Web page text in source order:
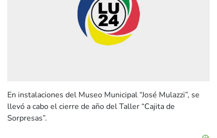
En instalaciones del Museo Municipal “José Mulazzi”, se
llevó a cabo el cierre de año del Taller “Cajita de
Sorpresas”.